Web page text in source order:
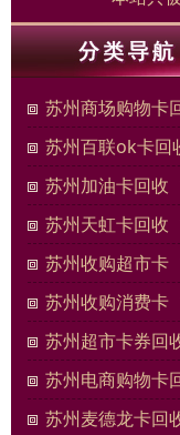
苏州商场购物卡
苏州百联ok卡回
苏州加油卡回收
苏州天虹卡回收
苏州收购超市卡
苏州收购消费卡
苏州超市卡券回
苏州电商购物卡
苏州麦德龙卡回